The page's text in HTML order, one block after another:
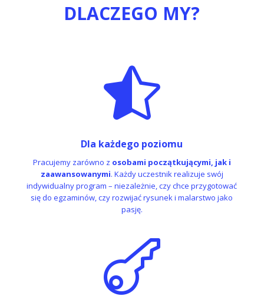
DLACZEGO MY?

Dla każdego poziomu
Pracujemy zarówno z osobami początkującymi, jak i
zaawansowanymi. Każdy uczestnik realizuje swój
indywidualny program – niezależnie, czy chce przygotować
się do egzaminów, czy rozwijać rysunek i malarstwo jako
pasję.
